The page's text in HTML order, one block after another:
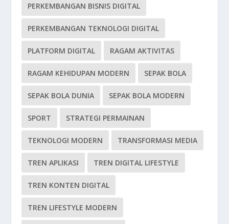
PERKEMBANGAN BISNIS DIGITAL
PERKEMBANGAN TEKNOLOGI DIGITAL
PLATFORM DIGITAL RAGAM AKTIVITAS
RAGAM KEHIDUPAN MODERN SEPAK BOLA
SEPAK BOLA DUNIA SEPAK BOLA MODERN
SPORT STRATEGI PERMAINAN
TEKNOLOGI MODERN TRANSFORMASI MEDIA
TREN APLIKASI TREN DIGITAL LIFESTYLE
TREN KONTEN DIGITAL
TREN LIFESTYLE MODERN